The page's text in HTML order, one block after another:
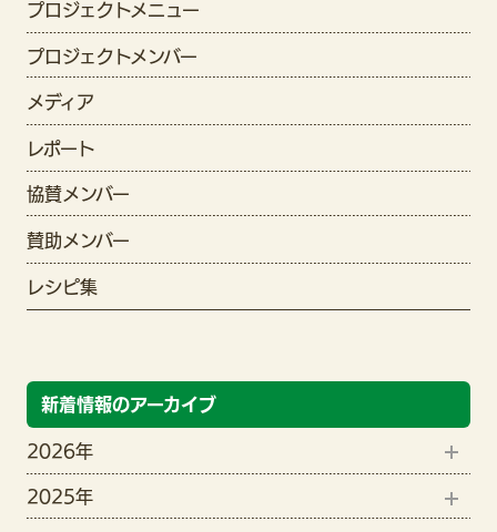
プロジェクトメニュー
プロジェクトメンバー
メディア
レポート
協賛メンバー
賛助メンバー
レシピ集
新着情報のアーカイブ
2026年
8月(1)
2025年